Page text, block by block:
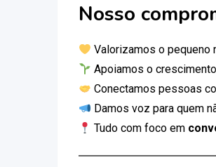
Nosso
Valorizamos o pequeno
Apoiamos o
Conectamos pessoas
Damos voz para quem
Tudo com foco em